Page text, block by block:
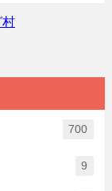
村
700
9